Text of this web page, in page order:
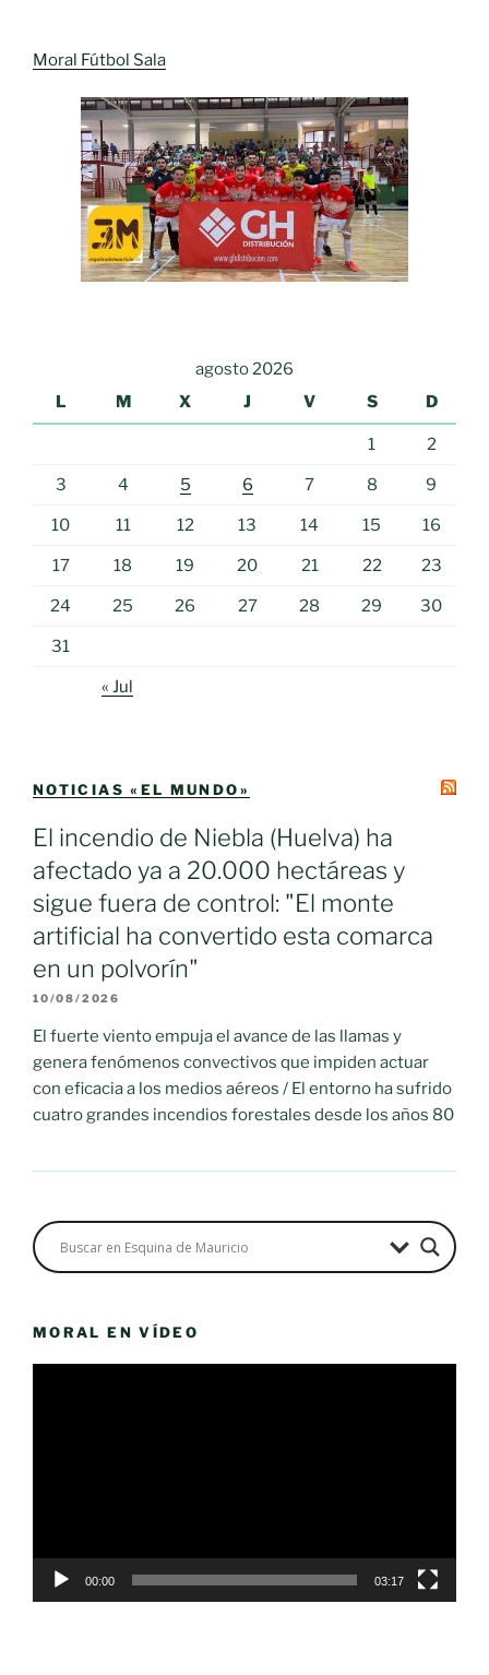
Moral Fútbol Sala
agosto 2026
L
M X J V S D
1 2
3 4 5 6 7 8 9
10 11 12 13 14 15 16
17 18 19 20 21 22 23
24 25 26 27 28 29 30
31
« Jul
NOTICIAS «EL MUNDO»
El incendio de Niebla (Huelva) ha
afectado ya a 20.000 hectáreas y
sigue fuera de control: "El monte
artificial ha convertido esta comarca
en un polvorín"
10/08/2026
El fuerte viento empuja el avance de las llamas y
genera fenómenos convectivos que impiden actuar
con eficacia a los medios aéreos / El entorno ha sufrido
cuatro grandes incendios forestales desde los años 80
MORAL EN VÍDEO
00:00 03:17